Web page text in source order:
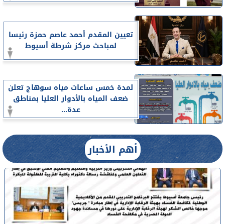
تعيين المقدم أحمد عاصم حمزة رئيسا
لمباحث مركز شرطة أسيوط
لمدة خمس ساعات مياه سوهاج تعلن
ضعف المياه بالأدوار العليا بمناطق
عدة...
أهم الأخبار